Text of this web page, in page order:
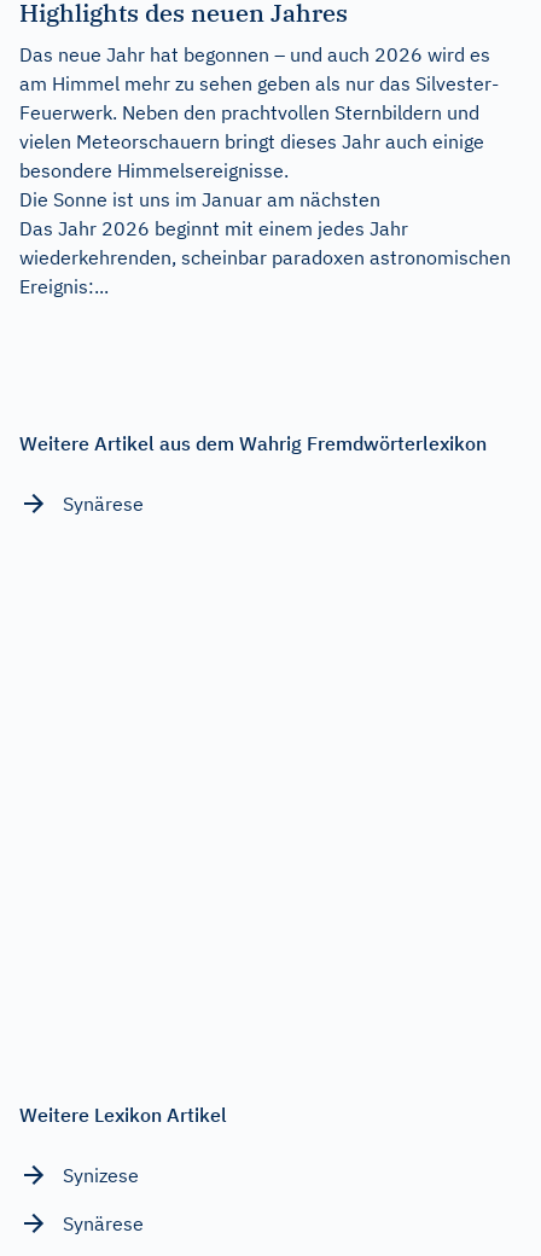
Highlights des neuen Jahres
Das neue Jahr hat begonnen – und auch 2026 wird es
am Himmel mehr zu sehen geben als nur das Silvester-
Feuerwerk. Neben den prachtvollen Sternbildern und
vielen Meteorschauern bringt dieses Jahr auch einige
besondere Himmelsereignisse.
Die Sonne ist uns im Januar am nächsten
Das Jahr 2026 beginnt mit einem jedes Jahr
wiederkehrenden, scheinbar paradoxen astronomischen
Ereignis:...
Weitere Artikel aus dem Wahrig Fremdwörterlexikon
Synärese
Weitere Lexikon Artikel
Synizese
Synärese